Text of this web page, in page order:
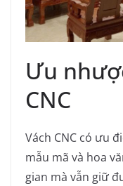
Ưu
CNC
Vách CNC có ưu
mẫu mã và hoa
gian mà vẫn giữ